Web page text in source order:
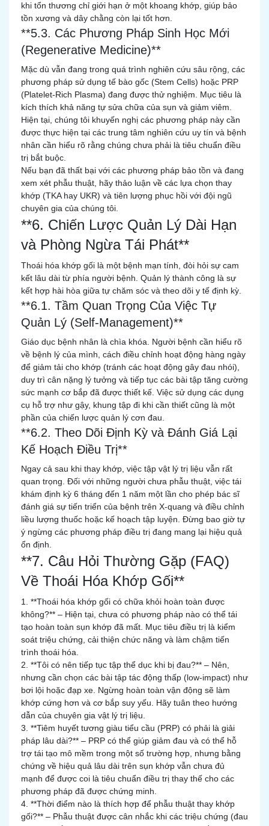
khi tổn thương chỉ giới hạn ở một khoang khớp, giúp bảo
tồn xương và dây chằng còn lại tốt hơn.
**5.3. Các Phương Pháp Sinh Học Mới
(Regenerative Medicine)**
Mặc dù vẫn đang trong quá trình nghiên cứu sâu rộng, các
phương pháp sử dụng tế bào gốc (Stem Cells) hoặc PRP
(Platelet-Rich Plasma) đang được thử nghiệm. Mục tiêu là
kích thích khả năng tự sửa chữa của sụn và giảm viêm.
Hiện tại, chúng tôi khuyến nghị các phương pháp này cần
được thực hiện tại các trung tâm nghiên cứu uy tín và bệnh
nhân cần hiểu rõ rằng chúng chưa phải là tiêu chuẩn điều
trị bắt buộc.
Nếu bạn đã thất bại với các phương pháp bảo tồn và đang
xem xét phẫu thuật, hãy thảo luận về các lựa chọn thay
khớp (TKA hay UKR) và tiên lượng phục hồi với đội ngũ
chuyên gia của chúng tôi.
**6. Chiến Lược Quản Lý Dài Hạn
và Phòng Ngừa Tái Phát**
Thoái hóa khớp gối là một bệnh mạn tính, đòi hỏi sự cam
kết lâu dài từ phía người bệnh. Quản lý thành công là sự
kết hợp hài hòa giữa tự chăm sóc và theo dõi y tế định kỳ.
**6.1. Tầm Quan Trọng Của Việc Tự
Quản Lý (Self-Management)**
Giáo dục bệnh nhân là chìa khóa. Người bệnh cần hiểu rõ
về bệnh lý của mình, cách điều chỉnh hoạt động hàng ngày
để giảm tải cho khớp (tránh các hoạt động gây đau nhói),
duy trì cân nặng lý tưởng và tiếp tục các bài tập tăng cường
sức mạnh cơ bắp đã được thiết kế. Việc sử dụng các dụng
cụ hỗ trợ như gậy, khung tập đi khi cần thiết cũng là một
phần của chiến lược quản lý cơn đau.
**6.2. Theo Dõi Định Kỳ và Đánh Giá Lại
Kế Hoạch Điều Trị**
Ngay cả sau khi thay khớp, việc tập vật lý trị liệu vẫn rất
quan trọng. Đối với những người chưa phẫu thuật, việc tái
khám định kỳ 6 tháng đến 1 năm một lần cho phép bác sĩ
đánh giá sự tiến triển của bệnh trên X-quang và điều chỉnh
liều lượng thuốc hoặc kế hoạch tập luyện. Đừng bao giờ tự
ý ngừng các phương pháp điều trị đang mang lại hiệu quả
ổn định.
**7. Câu Hỏi Thường Gặp (FAQ)
Về Thoái Hóa Khớp Gối**
1. **Thoái hóa khớp gối có chữa khỏi hoàn toàn được
không?** – Hiện tại, chưa có phương pháp nào có thể tái
tạo hoàn toàn sụn khớp đã mất. Mục tiêu điều trị là kiểm
soát triệu chứng, cải thiện chức năng và làm chậm tiến
trình thoái hóa.
2. **Tôi có nên tiếp tục tập thể dục khi bị đau?** – Nên,
nhưng cần chọn các bài tập tác động thấp (low-impact) như
bơi lội hoặc đạp xe. Ngừng hoàn toàn vận động sẽ làm
khớp cứng hơn và cơ bắp suy yếu. Hãy tuân theo hướng
dẫn của chuyên gia vật lý trị liệu.
3. **Tiêm huyết tương giàu tiểu cầu (PRP) có phải là giải
pháp lâu dài?** – PRP có thể giúp giảm đau và có thể hỗ
trợ tái tạo mô mềm trong một số trường hợp, nhưng bằng
chứng về hiệu quả lâu dài trên sụn khớp vẫn chưa đủ
mạnh để được coi là tiêu chuẩn điều trị thay thế cho các
phương pháp đã được chứng minh.
4. **Thời điểm nào là thích hợp để phẫu thuật thay khớp
gối?** – Phẫu thuật được cân nhắc khi các triệu chứng (đau